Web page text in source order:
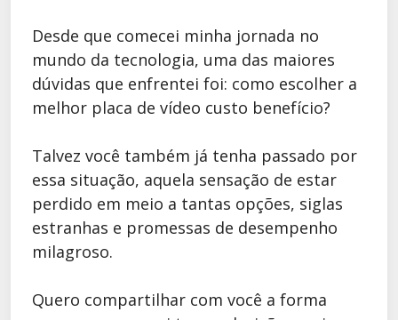
Desde que comecei minha jornada no
mundo da tecnologia, uma das maiores
dúvidas que enfrentei foi: como escolher a
melhor placa de vídeo custo benefício?
Talvez você também já tenha passado por
essa situação, aquela sensação de estar
perdido em meio a tantas opções, siglas
estranhas e promessas de desempenho
milagroso.
Quero compartilhar com você a forma